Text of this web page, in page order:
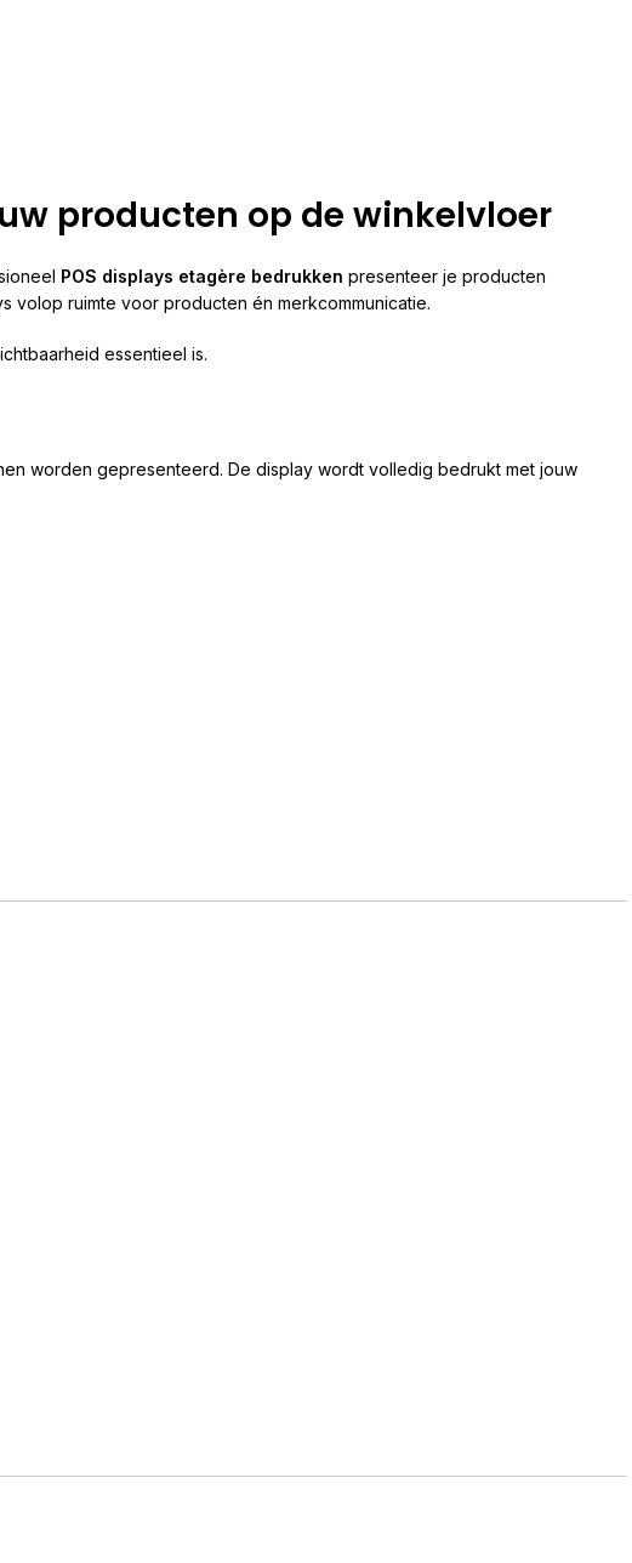
producten op de winkelvloer
POS displays etagère bedrukken presenteer je producten
ruimte voor producten én merkcommunicatie.
essentieel is.
worden gepresenteerd. De display wordt volledig bedrukt met jouw